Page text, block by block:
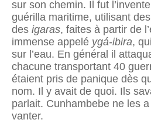
sur son chemin. Il fut
guérilla maritime, utilisant
des igaras, faites à partir de
immense appelé ygá-ibira,
sur l’eau. En général il
chacune transportant 40
étaient pris de panique dès
nom. Il y avait de quoi. Ils
parlait. Cunhambebe ne les
vanter.